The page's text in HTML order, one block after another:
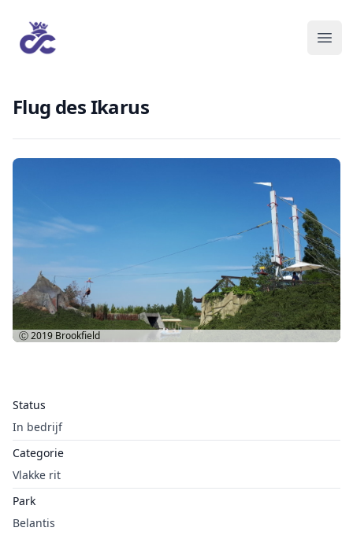
Flug des Ikarus
Status
In bedrijf
Categorie
Vlakke rit
Park
Belantis
Ⓒ 2019 Brookfield